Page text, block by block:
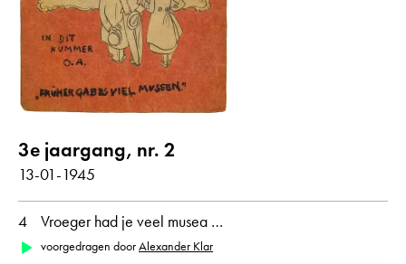
van Leyden, Lucas
van Rijn, Rembrandt
Watteau, Antoine
alle weergeven
Gedichten met audiobijdrage
jaar
alle 1945
3e jaargang, nr. 2
13-01-1945
4 Vroeger had je veel musea …
voorgedragen doorAlexander Klar